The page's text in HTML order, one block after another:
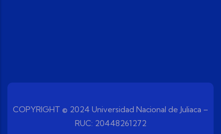
COPYRIGHT © 2024 Universidad Nacional de Juliaca –
RUC: 20448261272